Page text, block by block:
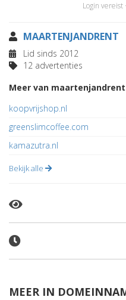
Login vereist ·
MAARTENJANDRENT
Lid sinds 2012
12 advertenties
Meer van
koopvrijshop.nl
greenslimcoffee.com
kamazutra.nl
Bekijk alle
MEER IN